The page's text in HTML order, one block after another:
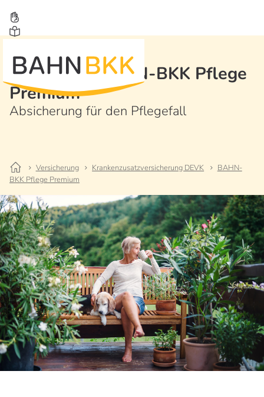
Pflegetarif BAHN-BKK Pflege
Premium
Absicherung für den Pflegefall
Versicherung Krankenzusatzversicherung DEVK
BAHN-
BKK Pflege Premium